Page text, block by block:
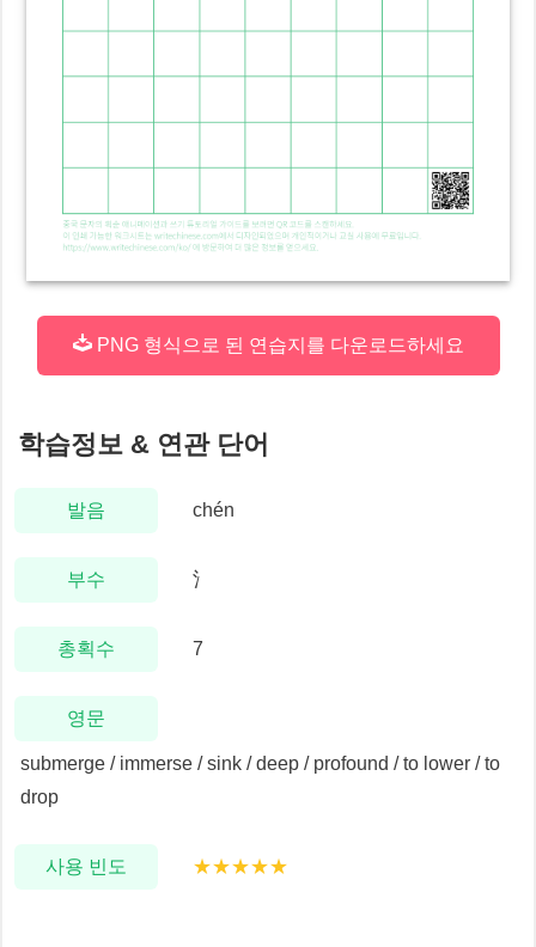
PNG 형식으로 된 연습지를 다운로드하세요
학습정보 & 연관 단어
발음 chén
부수 氵
총획수 7
영문
submerge / immerse / sink / deep / profound / to lower / to
drop
사용 빈도 ★★★★★